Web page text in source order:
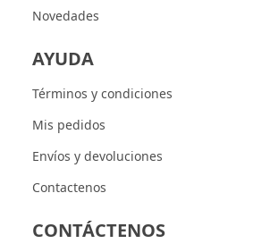
Novedades
AYUDA
Términos y condiciones
Mis pedidos
Envíos y devoluciones
Contactenos
CONTÁCTENOS